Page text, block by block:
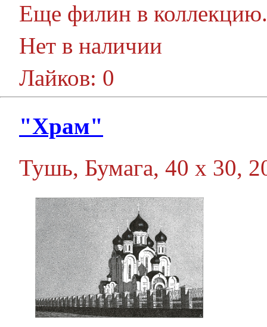
Еще филин в коллекцию.
Нет в наличии
Лайков: 0
"Храм"
Тушь, Бумага, 40 х 30,